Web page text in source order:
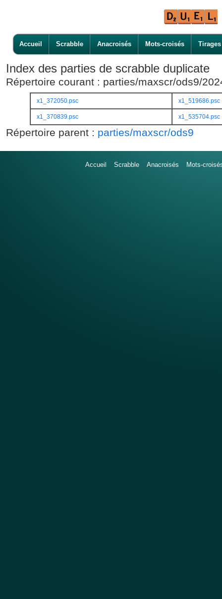
Accueil Scrabble Anacroisés Mots-croisés Tirages
Index des parties de scrabble duplicate
Répertoire courant : parties/maxscr/ods9/
x1_372050.psc x1_519686.psc
x1_370839.psc x1_535704.psc
Répertoire parent : parties/maxscr/ods9
Accueil Scrabble Anacroisés Mots-